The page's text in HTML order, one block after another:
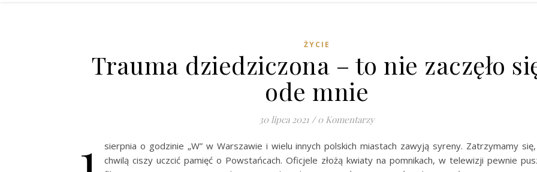
ŻYCIE
Trauma dziedziczona – to nie zaczęło
ode mnie
30 lipca 2021 / 0 Komentarzy
1
sierpnia o godzinie „W” w Warszawie i wielu innych polskich miastach zawyją syreny. Zatrzymamy
chwilą ciszy uczcić pamięć o Powstańcach. Oficjele złożą kwiaty na pomnikach, w telewizji pewnie